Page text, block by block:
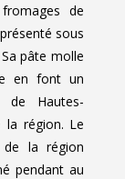
de
sous
pâte molle
en font un
de Hautes-
la région. Le
de la région
pendant au